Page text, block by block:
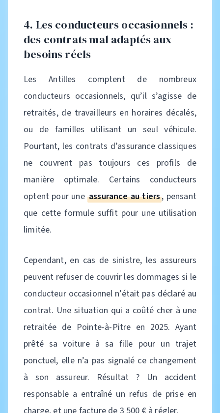
4. Les conducteurs occasionnels :
des contrats mal adaptés aux
besoins réels
Les Antilles comptent de nombreux
conducteurs occasionnels, qu’il s’agisse de
retraités, de travailleurs en horaires décalés,
ou de familles utilisant un seul véhicule.
Pourtant, les contrats d’assurance classiques
ne couvrent pas toujours ces profils de
manière optimale. Certains conducteurs
optent pour une assurance au tiers, pensant
que cette formule suffit pour une utilisation
limitée.
Cependant, en cas de sinistre, les assureurs
peuvent refuser de couvrir les dommages si le
conducteur occasionnel n’était pas déclaré au
contrat. Une situation qui a coûté cher à une
retraitée de Pointe-à-Pitre en 2025. Ayant
prêté sa voiture à sa fille pour un trajet
ponctuel, elle n’a pas signalé ce changement
à son assureur. Résultat ? Un accident
responsable a entraîné un refus de prise en